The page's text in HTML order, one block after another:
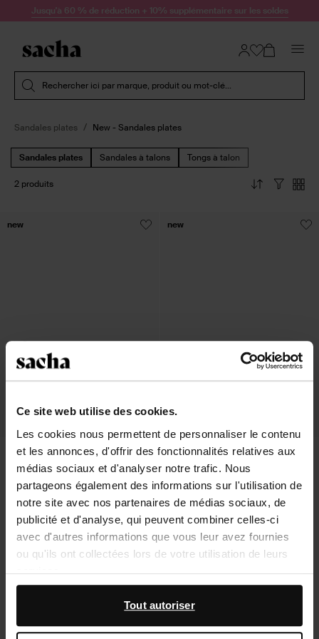
Ce site web utilise des cookies.
Les cookies nous permettent de personnaliser le contenu
et les annonces, d'offrir des fonctionnalités relatives aux
médias sociaux et d'analyser notre trafic. Nous
partageons également des informations sur l'utilisation de
notre site avec nos partenaires de médias sociaux, de
publicité et d'analyse, qui peuvent combiner celles-ci
avec d'autres informations que vous leur avez fournies
ou qu'ils ont collectées lors de votre utilisation de leurs
services.
En outre, nous travaillons avec Google à des fins de
publicité et de mesure. Vous pouvez en savoir plus sur la
Tout autoriser
Passer au contenu
Jusqu'à 60 % de réduction + 10% supplémentaire sur les soldes
Rechercher ici par marque, produit ou mot-clé...
Sandales plates New - Sandales plates
Sandales plates Sandales à talons Tongs à talon
2 produits
Sandales en cuir avec imprimé zèbre
- noir
73.99
new
Sandales en cuir - marron
73.99
new
À propos de Sacha
Livraison